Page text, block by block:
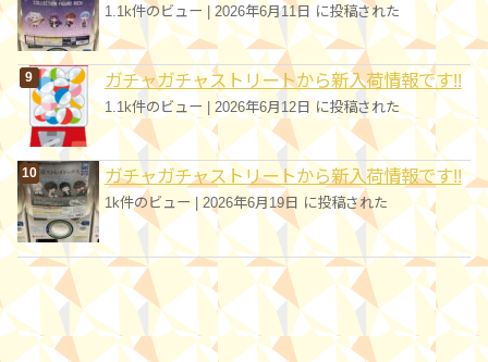
1.1k件のビュー |2026年6月11日 に投稿された
ガチャガチャストリートから新入荷情報です!!
1.1k件のビュー 2026年6月12日 に投稿された
ガチャガチャストリートから新入荷情報です!!
1k件のビュー|2026年6月19日 に投稿された